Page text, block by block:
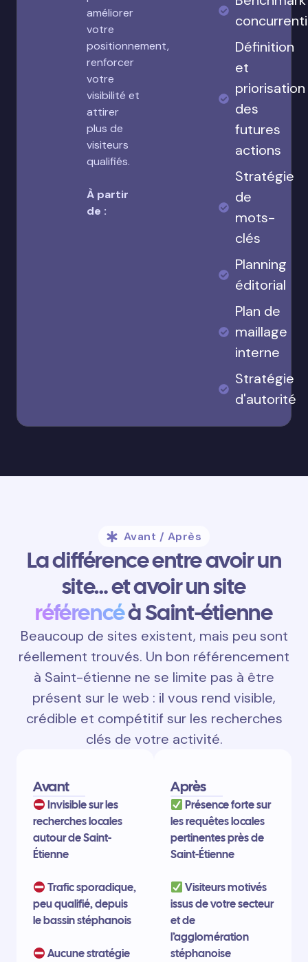
améliorer
votre
positionnement,
renforcer
votre
visibilité et
attirer
plus de
visiteurs
qualifiés.
À partir
de :
Définition
et
priorisation
des
futures
actions
Stratégie
de
mots-
clés
Planning
éditorial
Plan de
maillage
interne
Stratégie
d'autorité
Avant / Après
La différence entre avoir un
site… et avoir un site
référencéà Saint-étienne
Beaucoup de sites existent, mais peu sont
réellement trouvés. Un bon référencement
à Saint-étienne ne se limite pas à être
présent sur le web : il vous rend visible,
crédible et compétitif sur les recherches
clés de votre activité.
Avant
Invisible sur les
recherches locales
autour de Saint-
Étienne
Trafic sporadique,
peu qualifié, depuis
le bassin stéphanois
Aucune stratégie
Après
Présence forte sur
les requêtes locales
pertinentes près de
Saint-Étienne
Visiteurs motivés
issus de votre secteur
et de
l’agglomération
stéphanoise